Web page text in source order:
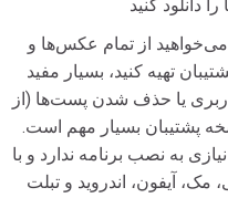
می‌خواهید از تمام عکس‌ها و
تهیه کنید، بسیار مفید
یا حذف شدن پست‌ها (از
پشتیبان بسیار مهم است.
به نصب برنامه ندارد و با
مک، آیفون، اندروید و تبلت